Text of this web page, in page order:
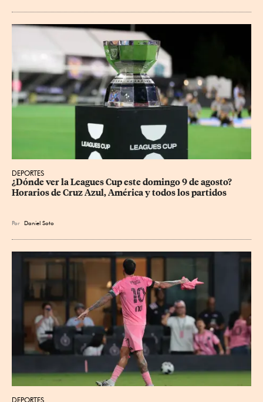
DEPORTES
¿Dónde ver la Leagues Cup este domingo 9 de agosto?
Horarios de Cruz Azul, América y todos los partidos
Por Daniel Soto
DEPORTES